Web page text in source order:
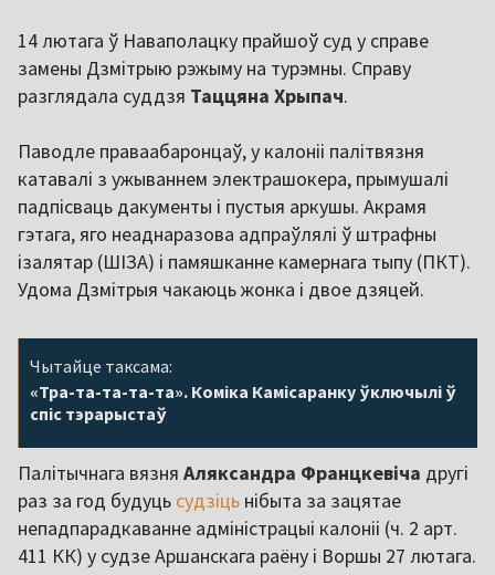
14 лютага ў Наваполацку прайшоў суд у справе
замены Дзмітрыю рэжыму на турэмны. Справу
разглядала суддзя Таццяна Хрыпач.
Паводле праваабаронцаў, у калоніі палітвязня
катавалі з ужываннем электрашокера, прымушалі
падпісваць дакументы і пустыя аркушы. Акрамя
гэтага, яго неаднаразова адпраўлялі ў штрафны
ізалятар (ШІЗА) і памяшканне камернага тыпу (ПКТ).
Удома Дзмітрыя чакаюць жонка і двое дзяцей.
Чытайце таксама:
«Тра-та-та-та-та». Коміка Камісаранку ўключылі ў
спіс тэрарыстаў
Палітычнага вязня Аляксандра Францкевіча другі
раз за год будуць судзіць нібыта за зацятае
непадпарадкаванне адміністрацыі калоніі (ч. 2 арт.
411 КК) у судзе Аршанскага раёну і Воршы 27 лютага.